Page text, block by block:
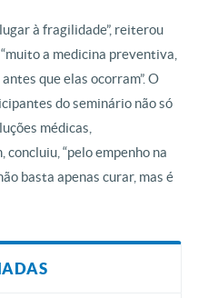
à fragilidade”, reiterou
a medicina preventiva,
que elas ocorram”. O
do seminário não só
médicas,
concluiu, “pelo empenho na
basta apenas curar, mas é